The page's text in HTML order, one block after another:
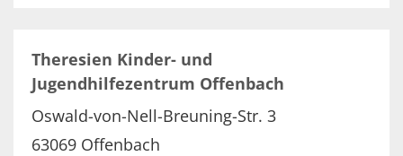
Theresien Kinder- und
Jugendhilfezentrum Offenbach
Oswald-von-Nell-Breuning-Str. 3
63069 Offenbach